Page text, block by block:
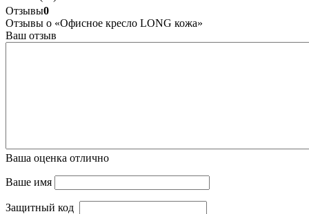
Отзывы0
Отзывы о «Офисное кресло LONG кожа»
Ваш отзыв
Ваша оценка отлично
Ваше имя
Защитный код